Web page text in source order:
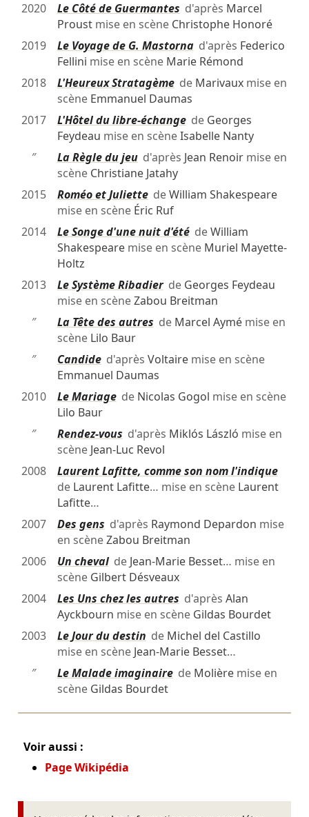
2020
Le Côté de Guermantes d'après Marcel
Proustmise en scène Christophe Honoré
2019
Le Voyage de G. Mastornad'après Federico
Fellini mise en scène Marie Rémond
2018
L'Heureux Stratagèmede Marivauxmise en
scène Emmanuel Daumas
2017
L'Hôtel du libre-échangede Georges
Feydeau mise en scèneIsabelle Nanty
″
La Règle du jeud'après Jean Renoirmise en
scène Christiane Jatahy
2015
Roméo et JuliettedeWilliam Shakespeare
mise en scène Éric Ruf
2014
Le Songe d'une nuit d'étédeWilliam
Shakespearemise en scène Muriel Mayette-
Holtz
2013
Le Système Ribadierde Georges Feydeau
mise en scèneZabou Breitman
″
La Tête des autres de Marcel Aymémise en
scène Lilo Baur
″
Candided'après Voltairemise en scène
Emmanuel Daumas
2010
Le Mariagede Nicolas Gogol mise en scène
Lilo Baur
″
Rendez-vous d'après Miklós László mise en
scène Jean-Luc Revol
2008
Laurent Lafitte, comme son nom l'indique
de Laurent Lafitte… mise en scène Laurent
Lafitte…
2007
Des gens d'après Raymond Depardon mise
en scèneZabou Breitman
2006
Un chevalde Jean-Marie Besset… mise en
scène Gilbert Désveaux
2004
Les Uns chez les autres d'après Alan
Ayckbourn mise en scène Gildas Bourdet
2003
Le Jour du destin de Michel del Castillo
mise en scène Jean-Marie Besset…
″
Le Malade imaginairede Molièremise en
scène Gildas Bourdet
Voir aussi :
Page Wikipédia